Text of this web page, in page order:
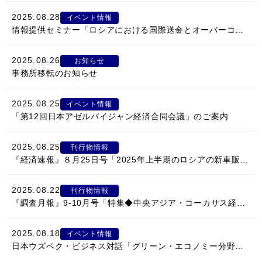
2025.08.28 イベント情報
2025.08.26 お知らせ
事務所移転のお知らせ
2025.08.25 イベント情報
「第12回日本アゼルバイジャン経済合同会議」のご案内
2025.08.25 刊行物情報
2025.08.22 刊行物情報
2025.08.18 イベント情報